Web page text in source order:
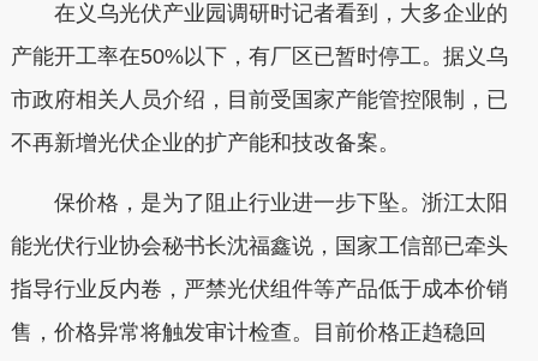
在义乌光伏产业园调研时记者看到，大多企业的
产能开工率在50%以下，有厂区已暂时停工。据义乌
市政府相关人员介绍，目前受国家产能管控限制，已
不再新增光伏企业的扩产能和技改备案。
保价格，是为了阻止行业进一步下坠。浙江太阳
能光伏行业协会秘书长沈福鑫说，国家工信部已牵头
指导行业反内卷，严禁光伏组件等产品低于成本价销
售，价格异常将触发审计检查。目前价格正趋稳回